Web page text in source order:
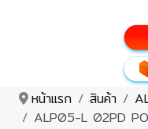
หน้าแรก สินค้า
ALP05-L 02PD